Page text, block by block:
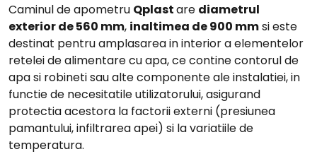
Caminul de apometru Qplastare diametrul
exterior de 560 mm, inaltimea de 900 mmsi este
destinat pentru amplasarea in interior a elementelor
retelei de alimentare cu apa, ce contine contorul de
apa si robineti sau alte componente ale instalatiei, in
functie de necesitatile utilizatorului, asigurand
protectia acestora la factorii externi (presiunea
pamantului, infiltrarea apei) si la variatiile de
temperatura.